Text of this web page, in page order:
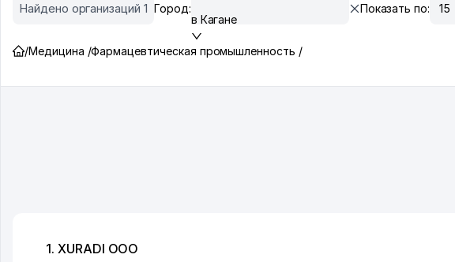
Найдено организаций 1 Город:
в Кагане
Показать по:
/Медицина /Фармацевтическая промышленность /
1. XURADI ООО